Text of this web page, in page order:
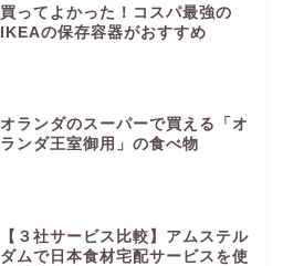
買ってよかった！コスパ最強の
IKEAの保存容器がおすすめ
オランダのスーパーで買える「オ
ランダ王室御用」の食べ物
【３社サービス比較】アムステル
ダムで日本食材宅配サービスを使